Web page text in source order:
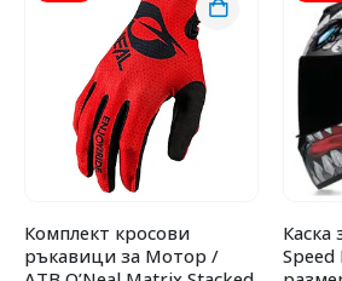
Комплект кросови
ръкавици за Мотор /
Каска
Speed